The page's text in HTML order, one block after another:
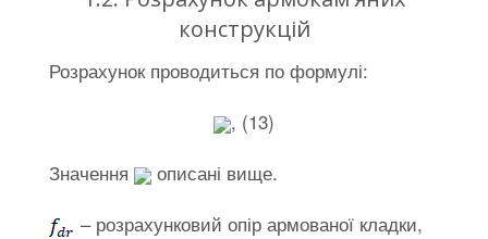
конструкцій
Розрахунок проводиться по формулі:
, (13)
Значення
описані вище.
– розрахунковий опір армованої кладки,